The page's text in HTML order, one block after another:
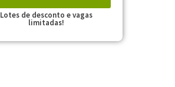
Lotes de desconto e vagas
limitadas!